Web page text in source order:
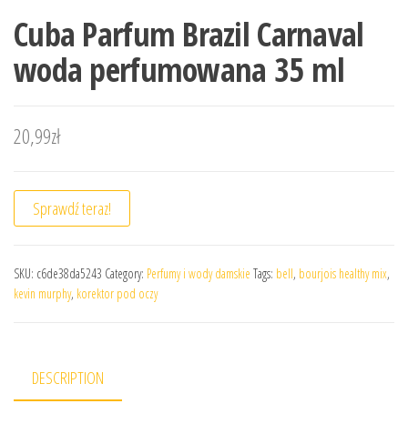
Cuba Parfum Brazil Carnaval
woda perfumowana 35 ml
20,99zł
Sprawdź teraz!
SKU: c6de38da5243 Category: Perfumy i wody damskie Tags: bell, bourjois healthy mix,
kevin murphy, korektor pod oczy
DESCRIPTION